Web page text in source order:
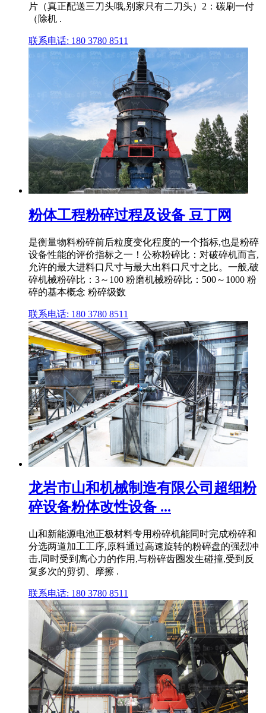
片（真正配送三刀头哦,别家只有二刀头）2：碳刷一付
（除机 .
联系电话: 180 3780 8511
粉体工程粉碎过程及设备 豆丁网
是衡量物料粉碎前后粒度变化程度的一个指标,也是粉碎
设备性能的评价指标之一！公称粉碎比：对破碎机而言,
允许的最大进料口尺寸与最大出料口尺寸之比。一般,破
碎机械粉碎比：3～100 粉磨机械粉碎比：500～1000 粉
碎的基本概念 粉碎级数
联系电话: 180 3780 8511
龙岩市山和机械制造有限公司超细粉
碎设备粉体改性设备 ...
山和新能源电池正极材料专用粉碎机能同时完成粉碎和
分选两道加工工序,原料通过高速旋转的粉碎盘的强烈冲
击,同时受到离心力的作用,与粉碎齿圈发生碰撞,受到反
复多次的剪切、摩擦 .
联系电话: 180 3780 8511